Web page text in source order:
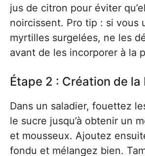
jus de citron pour éviter
noircissent. Pro tip : si vous
myrtilles surgelées, ne les
avant de les incorporer à la
Étape 2 : Création de la
Dans un saladier, fouettez
le sucre jusqu’à obtenir un
et mousseux. Ajoutez
fondu et mélangez bien.